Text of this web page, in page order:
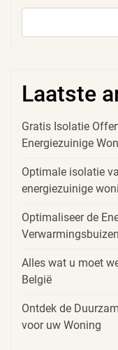
Laatste
Gratis Isolatie
Energiezuinige
Optimale isolatie
energiezuinige
Optimaliseer de
Verwarmingsbuizen
Alles wat u moet
België
Ontdek de
voor uw Woning